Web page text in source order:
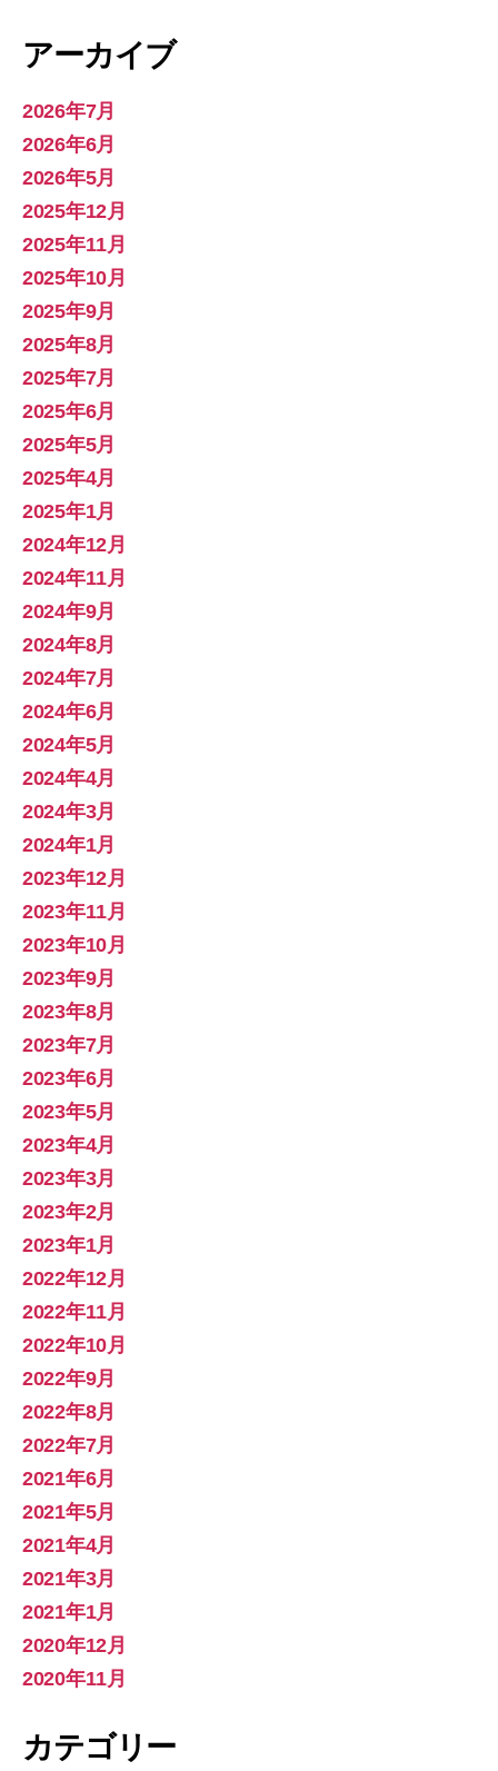
アーカイブ
2026年7月
2026年6月
2026年5月
2025年12月
2025年11月
2025年10月
2025年9月
2025年8月
2025年7月
2025年6月
2025年5月
2025年4月
2025年1月
2024年12月
2024年11月
2024年9月
2024年8月
2024年7月
2024年6月
2024年5月
2024年4月
2024年3月
2024年1月
2023年12月
2023年11月
2023年10月
2023年9月
2023年8月
2023年7月
2023年6月
2023年5月
2023年4月
2023年3月
2023年2月
2023年1月
2022年12月
2022年11月
2022年10月
2022年9月
2022年8月
2022年7月
2021年6月
2021年5月
2021年4月
2021年3月
2021年1月
2020年12月
2020年11月
カテゴリー